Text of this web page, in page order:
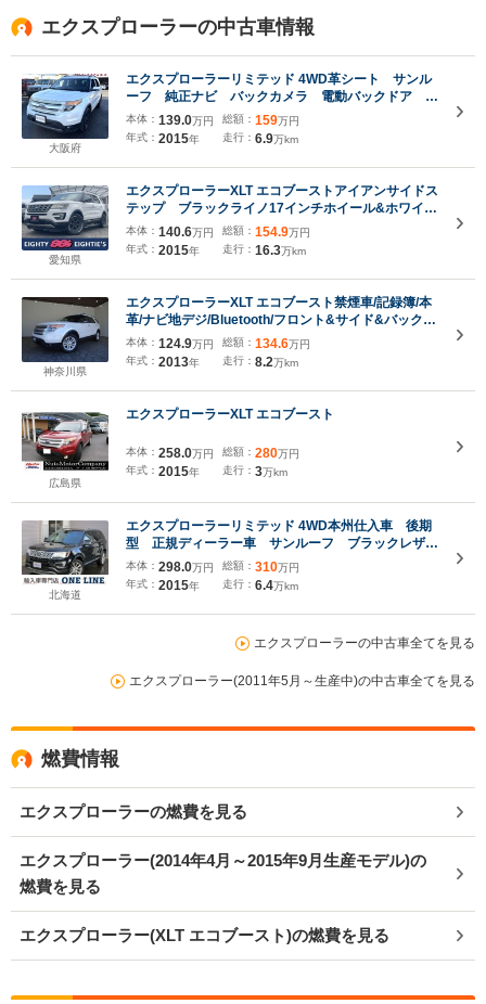
エクスプローラーの中古車情報
大阪府
エクスプローラーリミテッド 4WD革シート サンル
ーフ 純正ナビ バックカメラ 電動バックドア 純
正アルミ
本体： 139.0万円
年式： 2015年
総額： 159万円
走行： 6.9万km
愛知県
エクスプローラーXLT エコブーストアイアンサイドス
テップ ブラックライノ17インチホイール&ホワイト
レターブロックタイヤ ベージュ革シート シートヒ
ーター リアサイドカメラ Bluetooth ETC ドラ
レコ スマートキー パワーシート
本体： 140.6万円
年式： 2015年
総額： 154.9万円
走行： 16.3万km
神奈川県
エクスプローラーXLT エコブースト禁煙車/記録簿/本
革/ナビ地デジ/Bluetooth/フロント&サイド&バックカ
メラ/ドライブレコーダー/ETC/キーレス/スペアキー/
クルーズコントロール/BSM/シートヒーター/パワーシ
ート/オートライト/ルーフレール/18AW/
本体： 124.9万円
年式： 2013年
総額： 134.6万円
走行： 8.2万km
広島県
エクスプローラーXLT エコブースト
本体： 258.0万円
年式： 2015年
総額： 280万円
走行： 3万km
北海道
エクスプローラーリミテッド 4WD本州仕入車 後期
型 正規ディーラー車 サンルーフ ブラックレザー
シート
本体： 298.0万円
年式： 2015年
総額： 310万円
走行： 6.4万km
エクスプローラーの中古車全てを見る
エクスプローラー(2011年5月～生産中)の中古車全てを見る
燃費情報
エクスプローラーの燃費を見る
エクスプローラー(2014年4月～2015年9月生産モデル)の
燃費を見る
エクスプローラー(XLT エコブースト)の燃費を見る